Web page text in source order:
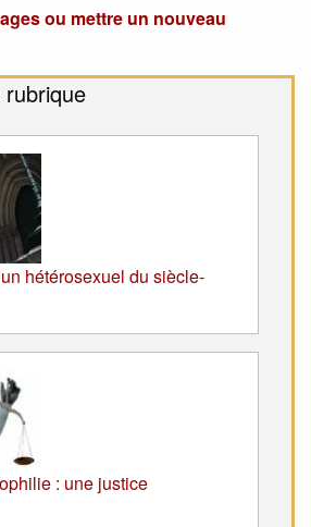
ou mettre un nouveau
hétérosexuel du siècle-
: une justice